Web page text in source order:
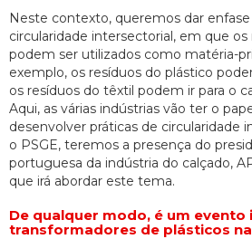
Neste contexto, queremos dar
circularidade intersectorial, em que
podem ser utilizados como matéria-
exemplo, os resíduos do plástico
os resíduos do têxtil podem ir para o
Aqui, as várias indústrias vão ter o
desenvolver práticas de circularidade
o PSGE, teremos a presença do
portuguesa da indústria do calçado,
que irá abordar este tema.
De qualquer modo, é um
transformadores de plásticos